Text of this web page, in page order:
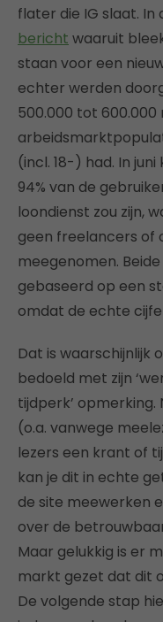
flater die IG slaat.
bericht waaruit
staan voor een
echter werden
500.000 tot
(incl. 18-) had. In
94% van de
loondienst zou zijn,
geen freelancers of
meegenomen.
gebaseerd op een
omdat de echte
Dat is waarschijnlijk
bedoeld met zijn
tijdperk’
(o.a. vanwege
lezers een krant of
kan je dit in echte
de site meewerken
over de
Maar gelukkig is er
markt gezet dat dit
De volgende stap